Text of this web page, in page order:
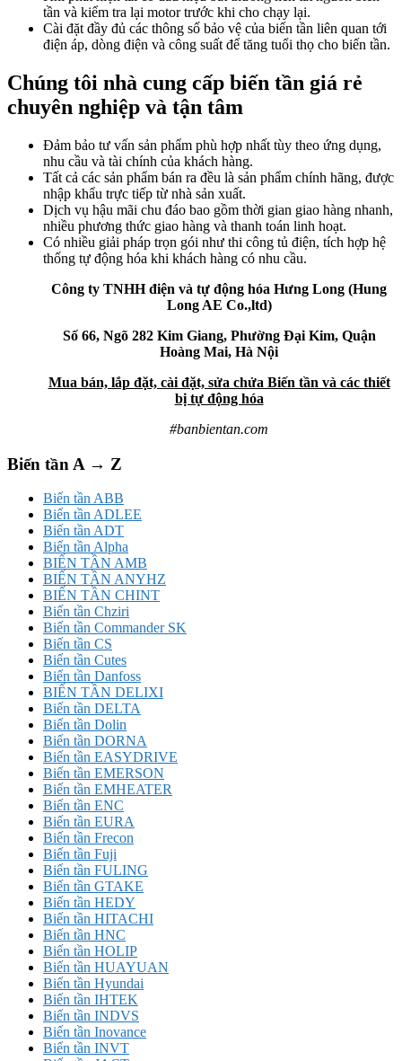
tần và kiểm tra lại motor trước khi cho chạy lại.
Cài đặt đầy đủ các thông số bảo vệ của biến tần liên quan tới
điện áp, dòng điện và công suất để tăng tuổi thọ cho biến tần.
Chúng tôi nhà cung cấp biến tần giá rẻ
chuyên nghiệp và tận tâm
Đảm bảo tư vấn sản phẩm phù hợp nhất tùy theo ứng dụng,
nhu cầu và tài chính của khách hàng.
Tất cả các sản phẩm bán ra đều là sản phẩm chính hãng, được
nhập khẩu trực tiếp từ nhà sản xuất.
Dịch vụ hậu mãi chu đáo bao gồm thời gian giao hàng nhanh,
nhiều phương thức giao hàng và thanh toán linh hoạt.
Có nhiều giải pháp trọn gói như thi công tủ điện, tích hợp hệ
thống tự động hóa khi khách hàng có nhu cầu.
Công ty TNHH điện và tự động hóa Hưng Long (Hung
Long AE Co.,ltd)
Số 66, Ngõ 282 Kim Giang, Phường Đại Kim, Quận
Hoàng Mai, Hà Nội
Mua bán, lắp đặt, cài đặt, sửa chửa Biến tần và các thiết
bị tự động hóa
#banbientan.com
Biến tần A → Z
Biến tần ABB
Biến tần ADLEE
Biến tần ADT
Biến tần Alpha
BIẾN TẦN AMB
BIẾN TẦN ANYHZ
BIẾN TẦN CHINT
Biến tần Chziri
Biến tần Commander SK
Biến tần CS
Biến tần Cutes
Biến tần Danfoss
BIẾN TẦN DELIXI
Biến tần DELTA
Biến tần Dolin
Biến tần DORNA
Biến tần EASYDRIVE
Biến tần EMERSON
Biến tần EMHEATER
Biến tần ENC
Biến tần EURA
Biến tần Frecon
Biến tần Fuji
Biến tần FULING
Biến tần GTAKE
Biến tần HEDY
Biến tần HITACHI
Biến tần HNC
Biến tần HOLIP
Biến tần HUAYUAN
Biến tần Hyundai
Biến tần IHTEK
Biến tần INDVS
Biến tần Inovance
Biến tần INVT